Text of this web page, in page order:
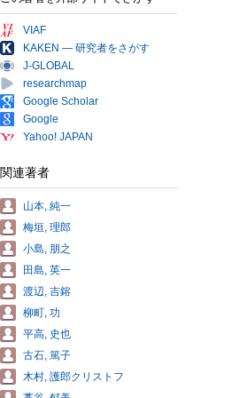
VIAF
KAKEN — 研究者をさがす
J-GLOBAL
researchmap
Google Scholar
Google
Yahoo! JAPAN
関連著者
山本, 純一
梅垣, 理郎
小島, 朋之
田島, 英一
渡辺, 吉鎔
柳町, 功
平高, 史也
古石, 篤子
木村, 護郎クリストフ